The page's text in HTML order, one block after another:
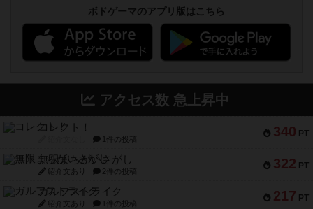
ボドゲーマのアプリ版はこちら
アクセス数 急上昇中
340 PT
コレクト！
1件の投稿
322 PT
無限まちがいさがし
紹介文あり 2件の投稿
217 PT
ガルフストライク
紹介文あり 1件の投稿